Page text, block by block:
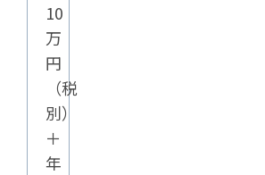
10
万
円
（税
別）
＋
年